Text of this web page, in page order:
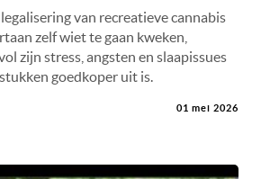
van recreatieve cannabis
zelf wiet te gaan kweken,
zijn stress, angsten en slaapissues
goedkoper uit is.
01 mei 2026